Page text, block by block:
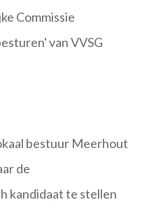
Commissie
van VVSG
bestuur Meerhout
de
kandidaat te stellen